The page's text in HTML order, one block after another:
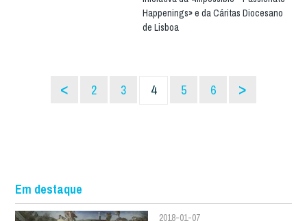
Happenings» e da Cáritas Diocesano
de Lisboa
< 2 3 4 5 6 >
Em destaque
2018-01-07